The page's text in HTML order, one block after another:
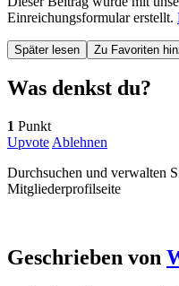
Einreichungsformular erstellt.
Später lesen Zu Favoriten
Was denkst du?
1 Punkt
Upvote Ablehnen
Durchsuchen und verwalten
Mitgliederprofilseite
Geschrieben von